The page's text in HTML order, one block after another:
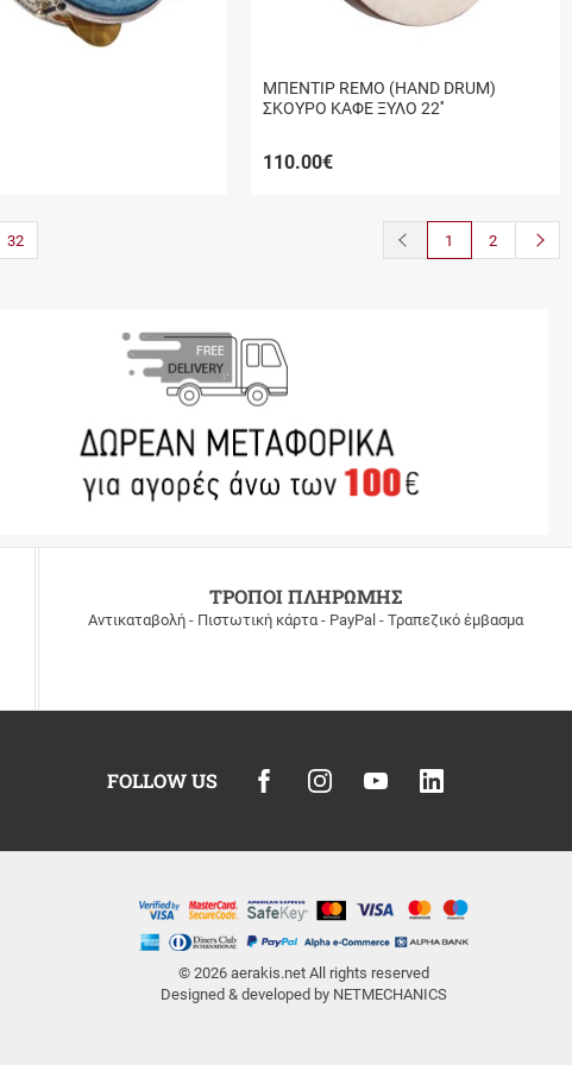
ΜΠΕΝΤΙΡ REMO (HAND DRUM)
ΣΚΟΥΡΟ ΚΑΦΕ ΞΥΛΟ 22''
110.00€
32 button.prev
1 2
ΤΡΟΠΟΙ ΠΛΗΡΩΜΗΣ
Αντικαταβολή - Πιστωτική κάρτα - PayPal - Τραπεζικό έμβασμα
FOLLOW US
© 2026 aerakis.netAll rights reserved
Designed & developed by NETMECHANICS